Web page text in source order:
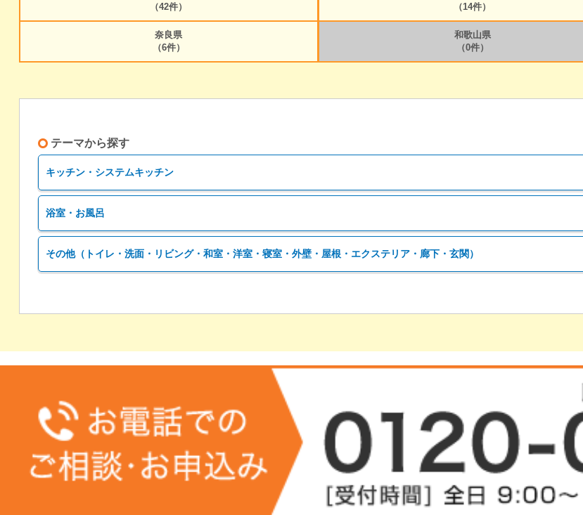
（42件）
（14件）
奈良県
（6件）
和歌山県
（0件）
テーマから探す
キッチン・システムキッチン
浴室・お風呂
その他（トイレ・洗面・リビング・和室・洋室・寝室・外壁・屋根・エクステリア・廊下・玄関）